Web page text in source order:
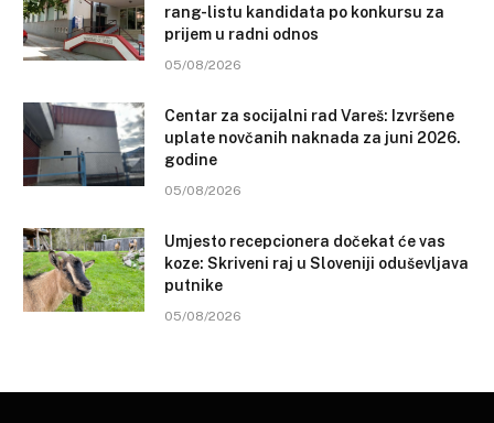
rang-listu kandidata po konkursu za
prijem u radni odnos
05/08/2026
Centar za socijalni rad Vareš: Izvršene
uplate novčanih naknada za juni 2026.
godine
05/08/2026
Umjesto recepcionera dočekat će vas
koze: Skriveni raj u Sloveniji oduševljava
putnike
05/08/2026